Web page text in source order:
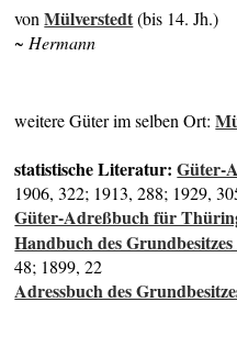
vonMülverstedt(bis 14. Jh.)
~ Hermann
weitere Güter im selben Ort:
statistische Literatur:Güter-
1906, 322; 1913, 288; 1929,
Güter-Adreßbuch für
Handbuch des
48; 1899, 22
Adressbuch des